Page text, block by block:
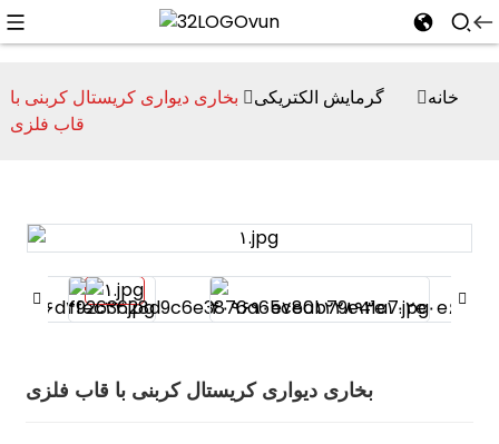
خانه گرمایش الکتریکی
بخاری دیواری کریستال کربنی با
قاب فلزی
بخاری دیواری کریستال کربنی با قاب فلزی